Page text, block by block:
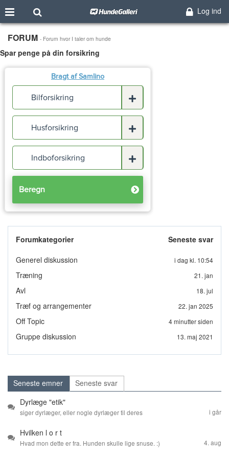
Log ind
FORUM - Forum hvor I taler om hunde
Spar penge på din forsikring
Forumkategorier
Seneste svar
Generel diskussion
i dag kl. 10:54
Træning 21. jan
Avl 18. jul
Træf og arrangementer 22. jan 2025
Off Topic 4 minutter siden
Gruppe diskussion 13. maj 2021
Seneste emner
Seneste svar
Dyrlæge "etik"
siger dyrlæger, eller nogle dyrlæger til deres
dyret/hunden" jeg ved godt vi er forskellige, og det
er svært .. men jeg ser altid på hunden, det svære
i går
Hvilken l o r t
Hvad mon dette er fra. Hunden skulle lige snuse. :) 4. aug